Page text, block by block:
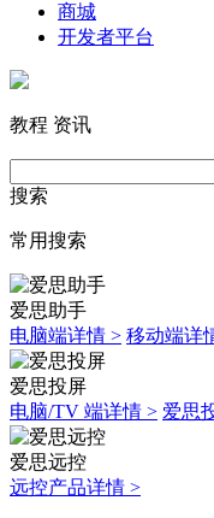
商城
开发者平台
教程 资讯
搜索
常用搜索
爱思助手
电脑端详情 > 移动端详
爱思投屏
电脑/TV 端详情 > 爱思
爱思远控
远控产品详情 >